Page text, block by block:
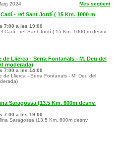
Mes següent
2024
- ref Sant Jordí ( 15 Km. 1000 m
7:00 a les 19:00
Cadí - ref Sant Jordí ( 15 Km. 1000 m desnv.
Llierca - Serra Fontanals - M. Deu del
moderada)
7:00 a les 14:00
de Llierca - Serra Fontanals - M. Deu del
Saragossa (13.5 Km. 600m desnv.
7:00 a les 19:00
Saragossa (13.5 Km. 600m desnv.